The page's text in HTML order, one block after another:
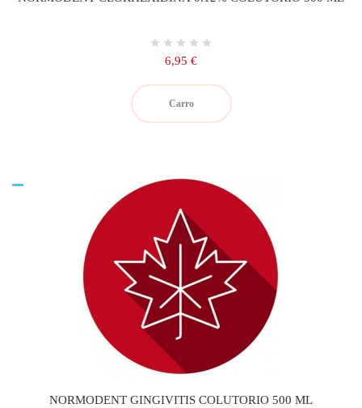
Precio
6,95 €
Carro
NORMODENT GINGIVITIS COLUTORIO 500 ML